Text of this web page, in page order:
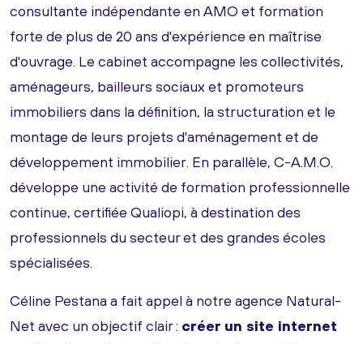
consultante indépendante en AMO et formation
forte de plus de 20 ans d'expérience en maîtrise
d'ouvrage. Le cabinet accompagne les collectivités,
aménageurs, bailleurs sociaux et promoteurs
immobiliers dans la définition, la structuration et le
montage de leurs projets d'aménagement et de
développement immobilier. En parallèle, C-A.M.O.
développe une activité de formation professionnelle
continue, certifiée Qualiopi, à destination des
professionnels du secteur et des grandes écoles
spécialisées.
Céline Pestana a fait appel à notre agence Natural-
Net avec un objectif clair : créer un site internet